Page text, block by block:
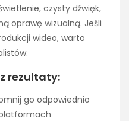
czysty dźwięk,
oprawę wizualną. Jeśli
wideo, warto
rezultaty:
go odpowiednio